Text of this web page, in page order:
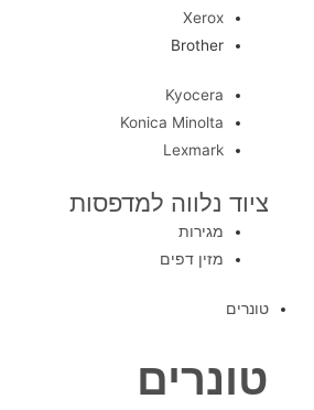
Xerox
Brother
Kyocera
Konica Minolta
Lexmark
ציוד נלווה למדפסות
מגירות
מזין דפים
טונרים
טונרים